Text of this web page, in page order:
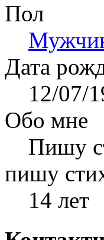
Пол
Дата
12/07/
Обо мне
Пишу
пишу
14 лет